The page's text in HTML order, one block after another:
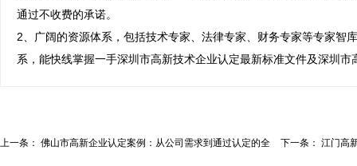
通过不收费的承诺。
2、广阔的资源体系，包括技术专家、法律专家、财务专家等专家智
系，能快线掌握一手深圳市高新技术企业认定最新标准文件及深圳
上一条： 佛山市高新企业认定案例：从公司需求到通过认定的全
下一条： 江门高